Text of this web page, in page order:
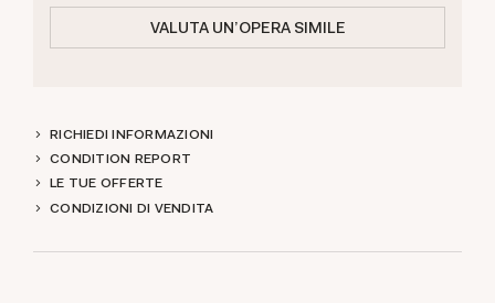
VALUTA UN'OPERA SIMILE
RICHIEDI INFORMAZIONI
CONDITION REPORT
LE TUE OFFERTE
CONDIZIONI DI VENDITA